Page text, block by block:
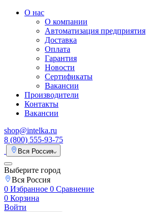
О нас
О компании
Автоматизация предприятия
Доставка
Оплата
Гарантия
Новости
Сертификаты
Вакансии
Производители
Контакты
Вакансии
shop@intelka.ru
8 (800) 555-93-75
Вся Россия
Выберите город
Вся Россия
0 Избранное 0 Сравнение
0 Корзина
Войти